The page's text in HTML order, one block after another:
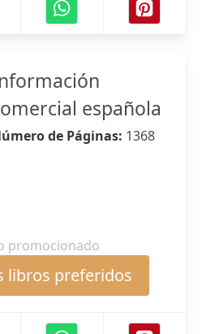
española
de Páginas: 1368
promocionado
libros preferidos